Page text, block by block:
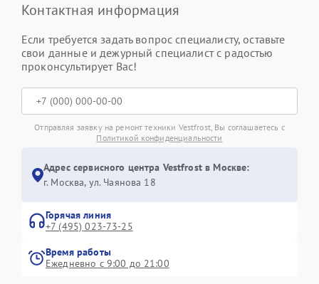
Контактная информация
Если требуется задать вопрос специалисту, оставьте
свои данные и дежурный специалист с радостью
проконсультирует Вас!
Отправляя заявку на ремонт техники Vestfrost, Вы соглашаетесь с
Политикой конфиденциальности
Адрес сервисного центра Vestfrost в Москве:
г. Москва, ул. Чаянова 18
Горячая линия
+7 (495) 023-73-25
Время работы
Ежедневно с 9:00 до 21:00